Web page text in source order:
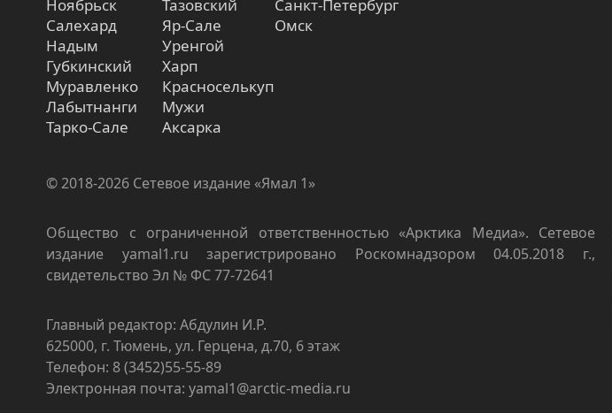
Ноябрьск
Салехард
Надым
Губкинский
Муравленко
Лабытнанги
Тарко-Сале
Тазовский
Яр-Сале
Уренгой
Харп
Красноселькуп
Мужи
Аксарка
Санкт-Петербург
Омск
© 2018-2026 Сетевое издание «Ямал 1»
Общество с ограниченной ответственностью «Арктика Медиа». Сетевое
издание yamal1.ru зарегистрировано Роскомнадзором 04.05.2018 г.,
свидетельство Эл № ФС 77-72641
Главный редактор: Абдулин И.Р.
625000, г. Тюмень, ул. Герцена, д.70, 6 этаж
Телефон: 8 (3452)55-55-89
Электронная почта: yamal1@arctic-media.ru